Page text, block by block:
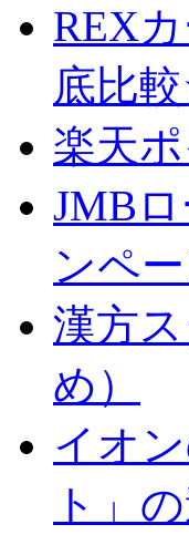
REX
底比
楽天
JMB
ンペ
漢方
め）
イオ
ト」